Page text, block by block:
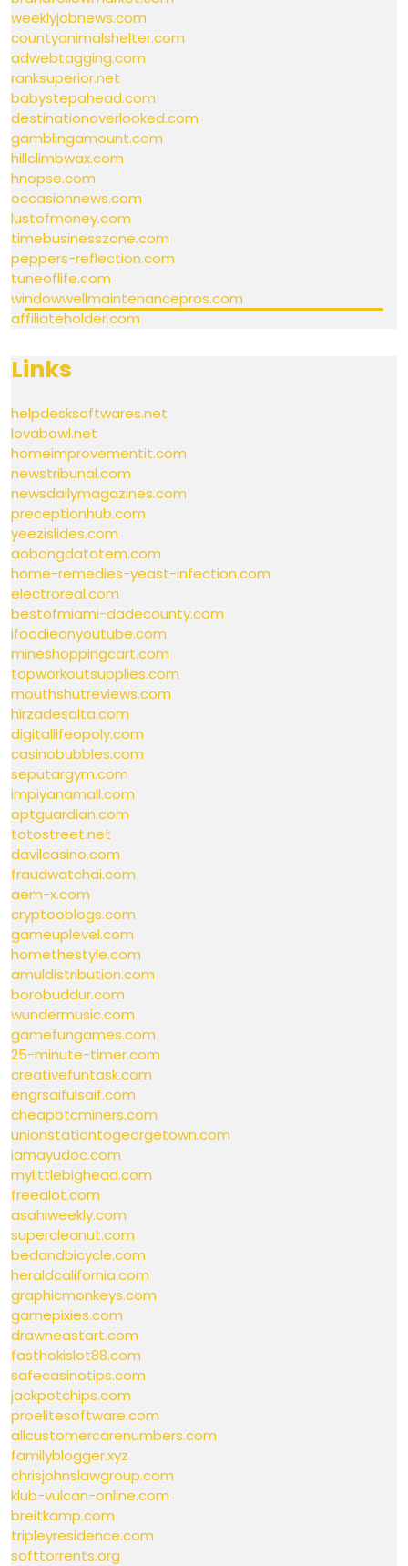
weeklyjobnews.com
countyanimalshelter.com
adwebtagging.com
ranksuperior.net
babystepahead.com
destinationoverlooked.com
gamblingamount.com
hillclimbwax.com
hnopse.com
occasionnews.com
lustofmoney.com
timebusinesszone.com
peppers-reflection.com
tuneoflife.com
windowwellmaintenancepros.com
affiliateholder.com
Links
helpdesksoftwares.net
lovabowl.net
homeimprovementit.com
newstribunal.com
newsdailymagazines.com
preceptionhub.com
yeezislides.com
aobongdatotem.com
home-remedies-yeast-infection.com
electroreal.com
bestofmiami-dadecounty.com
ifoodieonyoutube.com
mineshoppingcart.com
topworkoutsupplies.com
mouthshutreviews.com
hirzadesalta.com
digitallifeopoly.com
casinobubbles.com
seputargym.com
impiyanamall.com
optguardian.com
totostreet.net
davilcasino.com
fraudwatchai.com
aem-x.com
cryptooblogs.com
gameuplevel.com
homethestyle.com
amuldistribution.com
borobuddur.com
wundermusic.com
gamefungames.com
25-minute-timer.com
creativefuntask.com
engrsaifulsaif.com
cheapbtcminers.com
unionstationtogeorgetown.com
iamayudoc.com
mylittlebighead.com
freealot.com
asahiweekly.com
supercleanut.com
bedandbicycle.com
heraldcalifornia.com
graphicmonkeys.com
gamepixies.com
drawneastart.com
fasthokislot88.com
safecasinotips.com
jackpotchips.com
proelitesoftware.com
allcustomercarenumbers.com
familyblogger.xyz
chrisjohnslawgroup.com
klub-vulcan-online.com
breitkamp.com
tripleyresidence.com
softtorrents.org